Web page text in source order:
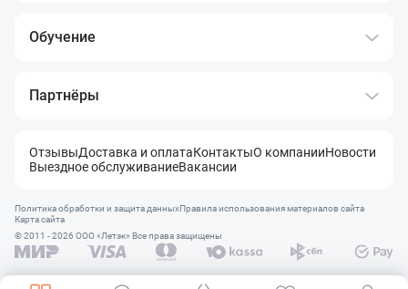
Обучение
Партнёры
ОтзывыДоставка и оплатаКонтактыО компанииНовости
Выездное обслуживаниеВакансии
© 2011 - 2026 OOO «Летэк» Все права защищены
Политика обработки и защита данныхПравила использования материалов сайта
Карта сайта